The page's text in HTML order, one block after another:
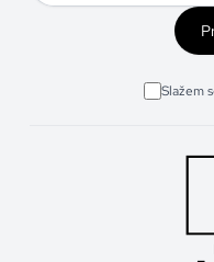
Slažem